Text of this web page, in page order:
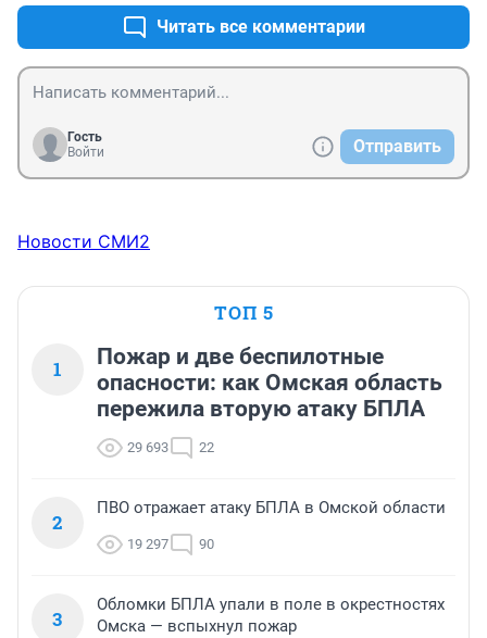
Читать все комментарии
Гость
Войти
Отправить
Новости СМИ2
ТОП 5
1
Пожар и две беспилотные
опасности: как Омская область
пережила вторую атаку БПЛА
29 693 22
2
ПВО отражает атаку БПЛА в Омской области
19 297 90
3
Обломки БПЛА упали в поле в окрестностях
Омска — вспыхнул пожар